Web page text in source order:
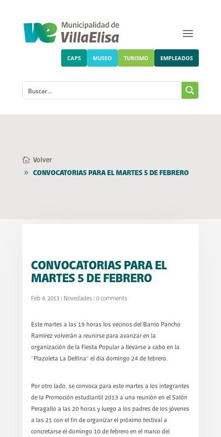
CAPS MUSEO TURISMO EMPLEADOS
Volver
CONVOCATORIAS PARA EL MARTES 5 DE FEBRERO
CONVOCATORIAS PARA EL
MARTES 5 DE FEBRERO
Feb 4, 2013| Novedades| 0 comments
Este martes a las 19 horas los vecinos del Barrio Pancho
Ramírez volverán a reunirse para avanzar en la
organización de la Fiesta Popular a llevarse a cabo en la
“Plazoleta La Delfina” el día domingo 24 de febrero.
Por otro lado, se convoca para este martes a los integrantes
de la Promoción estudiantil 2013 a una reunión en el Salón
Peragallo a las 20 horas y luego a los padres de los jóvenes
a las 21 con el fin de organizar el próximo festival a
concretarse el domingo 10 de febrero en el marco del